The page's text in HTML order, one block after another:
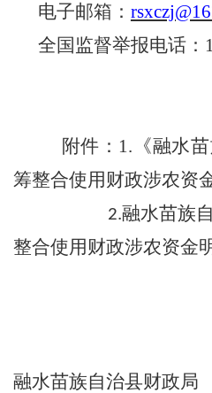
电子邮箱：
全国监督举报电话：
附件： 1. 《融水
筹整合使用财政涉农资
2.融水苗族
整合使用财政涉农资金
融水苗族自治县财政局